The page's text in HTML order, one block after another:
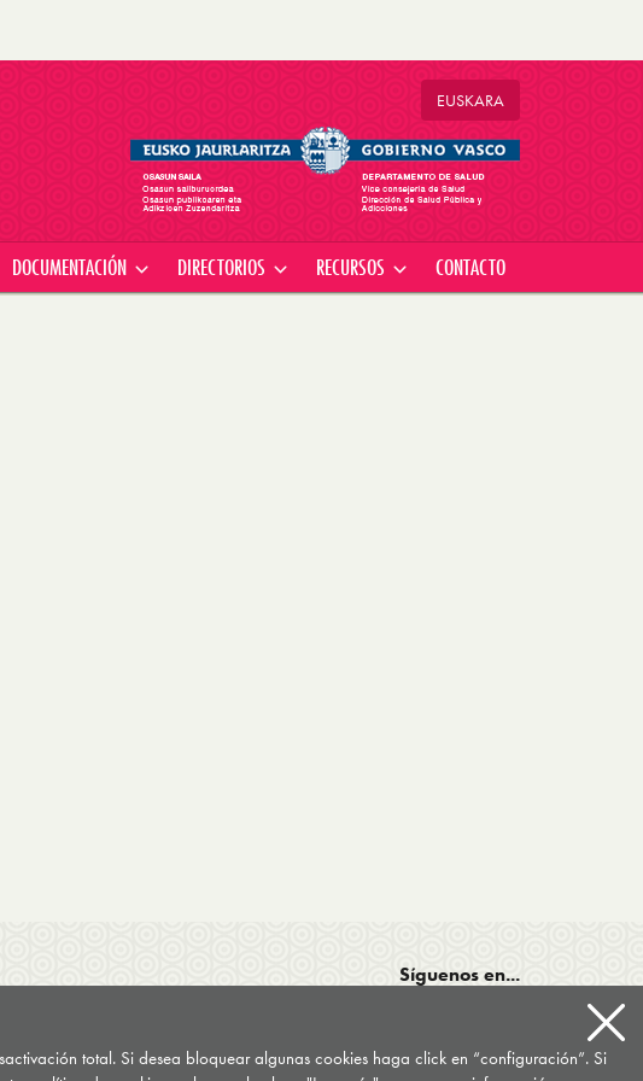
EUSKARA
DOCUMENTACIÓN DIRECTORIOS RECURSOS CONTACTO
Síguenos en...
total. Si desea bloquear algunas cookies haga click en “configuración”. Si